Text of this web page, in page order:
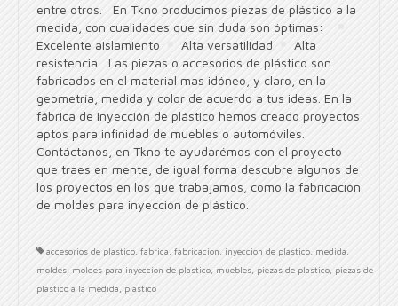
entre otros. En Tkno producimos piezas de plástico a la
medida, con cualidades que sin duda son óptimas:
Excelente aislamiento
Alta versatilidad
Alta
resistencia Las piezas o accesorios de plástico son
fabricados en el material mas idóneo, y claro, en la
geometría, medida y color de acuerdo a tus ideas. En la
fábrica de inyección de plástico hemos creado proyectos
aptos para infinidad de muebles o automóviles.
Contáctanos, en Tkno te ayudarémos con el proyecto
que traes en mente, de igual forma descubre algunos de
los proyectos en los que trabajamos, como la fabricación
de moldes para inyección de plástico.
accesorios de plastico fabrica fabricacion inyeccion de plastico medida
moldes moldes para inyeccion de plastico muebles piezas de plastico piezas de
plastico a la medida
plastico